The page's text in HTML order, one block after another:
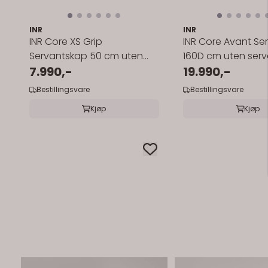
INR
INR Core XS Grip
Servantskap 50 cm uten
servant
7.990,-
Bestillingsvare
Kjøp
INR
INR Core Avant
160D cm uten
19.990,-
Bestillingsvare
Kjøp